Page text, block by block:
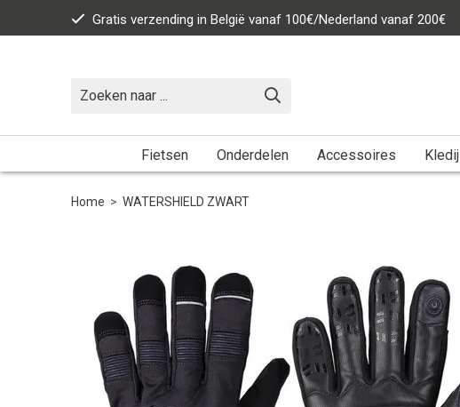
Gratis verzending in België vanaf 100€/Nederland vanaf 200€
Fietsen Onderdelen Accessoires Kledij
Home > WATERSHIELD ZWART